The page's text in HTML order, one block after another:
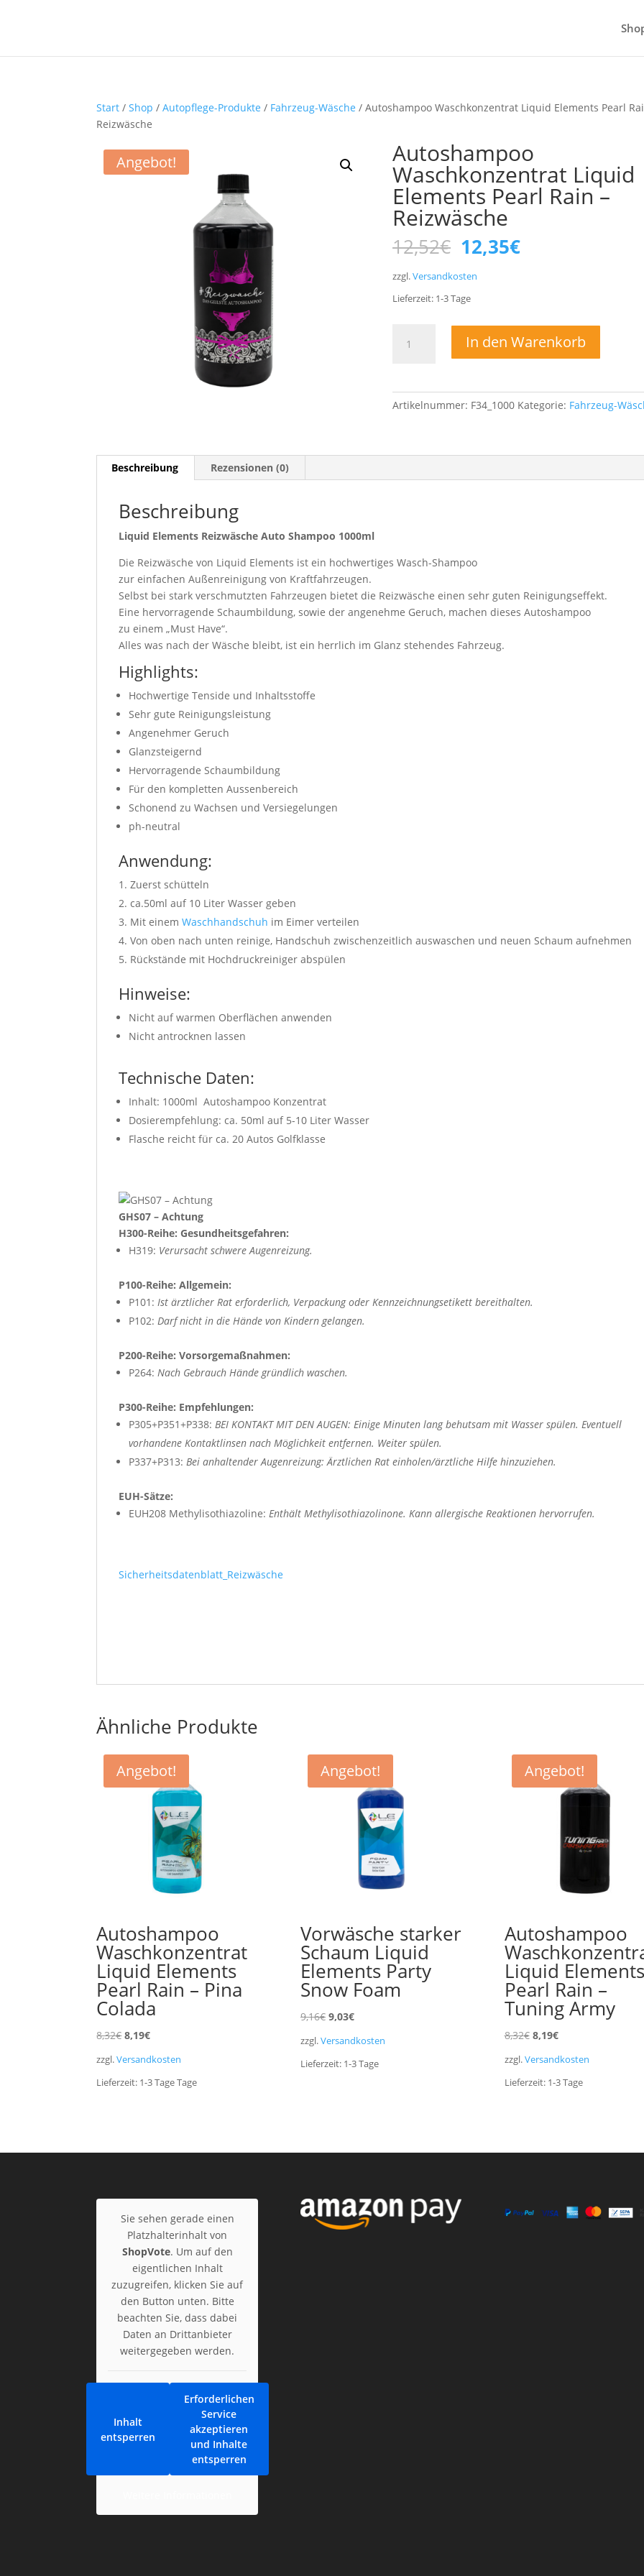
Start /Shop /Autopflege-Produkte / Fahrzeug-Wäsche / Autoshampoo Waschkonzentrat Liquid Elements Pearl
Reizwäsche
Angebot! Autoshampoo
Waschkonzentrat Liquid
Elements Pearl Rain –
Reizwäsche
12,52€ Ursprünglicher
Preis
war:
12,52€
12,35€Aktueller
zzgl.Versandkosten
Lieferzeit: 1-3Tage
Waschkonzentrat
Pearl
In den Warenkorb
Artikelnummer: F34_1000 Kategorie: Fahrzeug-
Beschreibung Rezensionen (0)
Beschreibung
Liquid Elements Reizwäsche Auto Shampoo 1000ml
Die Reizwäsche von Liquid Elements ist ein hochwertiges Wasch-Shampoo
zur einfachen Außenreinigung von Kraftfahrzeugen.
Selbst bei stark verschmutzten Fahrzeugen bietet die Reizwäsche einen sehr guten Reinigungseffekt.
Eine hervorragende Schaumbildung, sowie der angenehme Geruch, machen dieses Autoshampoo
zu einem „Must Have“.
Alles was nach der Wäsche bleibt, ist ein herrlich im Glanz stehendes Fahrzeug.
Highlights:
Hochwertige Tenside und Inhaltsstoffe
Sehr gute Reinigungsleistung
Angenehmer Geruch
Glanzsteigernd
Hervorragende Schaumbildung
Für den kompletten Aussenbereich
Schonend zu Wachsen und Versiegelungen
ph-neutral
Anwendung:
Zuerst schütteln
ca.50ml auf 10 Liter Wasser geben
Mit einemWaschhandschuh im Eimer verteilen
Von oben nach unten reinige, Handschuh zwischenzeitlich auswaschen und neuen Schaum aufnehmen
Rückstände mit Hochdruckreiniger abspülen
Hinweise:
Nicht auf warmen Oberflächen anwenden
Nicht antrocknen lassen
Technische Daten:
Inhalt: 1000ml Autoshampoo Konzentrat
Dosierempfehlung: ca. 50ml auf 5-10 Liter Wasser
Flasche reicht für ca. 20 Autos Golfklasse
GHS07 – Achtung
H300-Reihe: Gesundheitsgefahren:
H319: Verursacht schwere Augenreizung.
P100-Reihe: Allgemein:
P101:Ist ärztlicher Rat erforderlich, Verpackung oder Kennzeichnungsetikett bereithalten.
P102:Darf nicht in die Hände von Kindern gelangen.
P200-Reihe: Vorsorgemaßnahmen:
P264:Nach Gebrauch Hände gründlich waschen.
P300-Reihe: Empfehlungen:
P305+P351+P338:BEI KONTAKT MIT DEN AUGEN: Einige Minuten lang behutsam mit Wasser spülen. Eventuell
vorhandene Kontaktlinsen nach Möglichkeit entfernen. Weiter spülen.
P337+P313:Bei anhaltender Augenreizung: Ärztlichen Rat einholen/ärztliche Hilfe hinzuziehen.
EUH-Sätze:
EUH208 Methylisothiazoline:Enthält Methylisothiazolinone. Kann allergische Reaktionen hervorrufen.
Sicherheitsdatenblatt_Reizwäsche
Ähnliche Produkte
Angebot!
Autoshampoo
Waschkonzentrat
Liquid Elements
Pearl Rain – Pina
Colada
8,32€Ursprünglicher
8,32€
8,19€Aktueller
8,19€.
zzgl.Versandkosten
Lieferzeit: 1-3 TageTage
Angebot!
Vorwäsche starker
Schaum Liquid
Elements Party
Snow Foam
9,16€ Ursprünglicher
9,16€
9,03€Aktueller
9,03€.
zzgl.Versandkosten
Lieferzeit: 1-3Tage
Angebot!
Autoshampoo
Liquid Elements
Pearl Rain –
Tuning Army
8,32€ Ursprünglicher
8,32€
8,19€Aktueller
8,19€.
zzgl.Versandkosten
Lieferzeit: 1-3Tage
Sie sehen gerade einen
Platzhalterinhalt von
ShopVote. Um auf den
eigentlichen Inhalt
zuzugreifen, klicken Sie auf
den Button unten. Bitte
beachten Sie, dass dabei
Daten an Drittanbieter
weitergegeben werden.
Inhalt
entsperren
Erforderlichen
Service
akzeptieren
und Inhalte
entsperren